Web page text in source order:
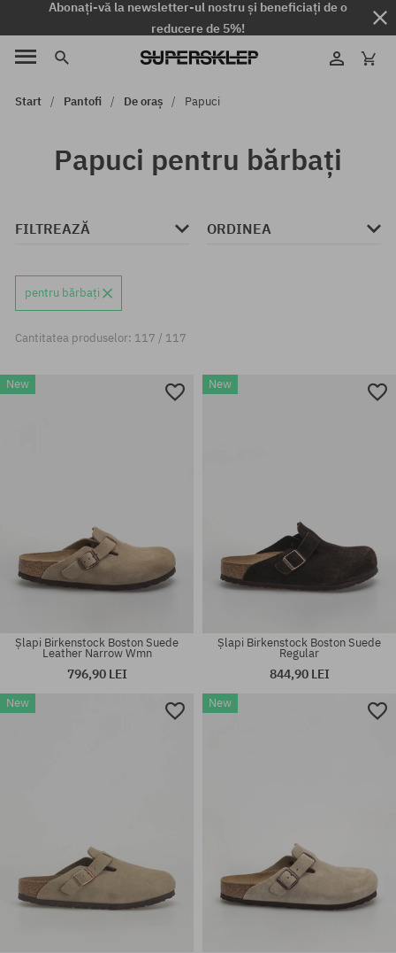
Abonați-vă la newsletter-ul nostru și beneficiați de o
reducere de 5%!
Start Pantofi De oraș Papuci
Papuci pentru bărbați
FILTREAZĂ ORDINEA
pentru bărbați
Cantitatea produselor: 117 / 117
New
Șlapi Birkenstock Boston Suede
Leather Narrow Wmn
796,90 LEI
New
Șlapi Birkenstock Boston Suede
Regular
844,90 LEI
New New